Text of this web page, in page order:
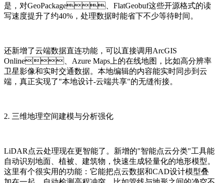
是，对GeoPackage、FlatGeobuf这些开源格式的读
写速度提升了约40%，处理数据时能省下不少等待时间。
还新增了云端数据直连功能，可以直接调用ArcGIS
Online、Azure Maps上的在线地图，比如高分辨率
卫星影像和实时交通数据。本地编辑的内容能实时同步到云
端，真正实现了"本地设计-云端共享"的无缝衔接。
2. 三维地理空间建模与分析强化
LiDAR点云处理现在更智能了。新增的"智能点云分类"工具能
自动识别地面、植被、建筑物，快速生成轻量化的地形模型。
这里有个很实用的功能：它能把点云数据和CAD设计模型叠